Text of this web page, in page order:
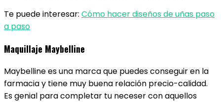
Te puede interesar: Cómo hacer diseños de uñas paso
a paso
Maquillaje Maybelline
Maybelline es una marca que puedes conseguir en la
farmacia y tiene muy buena relación precio-calidad.
Es genial para completar tu neceser con aquellos